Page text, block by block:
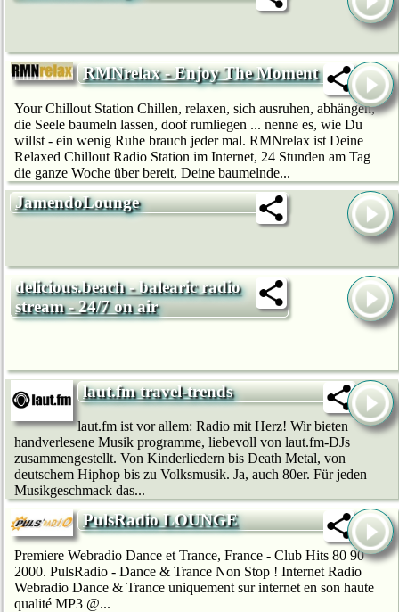
RMNrelax - Enjoy The Moment
Your Chillout Station Chillen, relaxen, sich ausruhen, abhängen,
die Seele baumeln lassen, doof rumliegen ... nenne es, wie Du
willst - ein wenig Ruhe brauch jeder mal. RMNrelax ist Deine
Relaxed Chillout Radio Station im Internet, 24 Stunden am Tag
die ganze Woche über bereit, Deine baumelnde...
JamendoLounge
delicious.beach - balearic radio
stream - 24/7 on air
laut.fm travel-trends
laut.fm ist vor allem: Radio mit Herz! Wir bie­ten
handverlesene Musik programme, liebevoll von laut.fm-DJs
zusammengestellt. Von Kinderliedern bis Death Metal, von
deutschem Hip­hop bis zu Volksmusik. Ja, auch 80er. Für jeden
Musikgeschmack das...
PulsRadio LOUNGE
Premiere Webradio Dance et Trance, France - Club Hits 80 90
2000. PulsRadio - Dance & Trance Non Stop ! Internet Radio
Webradio Dance & Trance uniquement sur internet en son haute
qualité MP3 @...